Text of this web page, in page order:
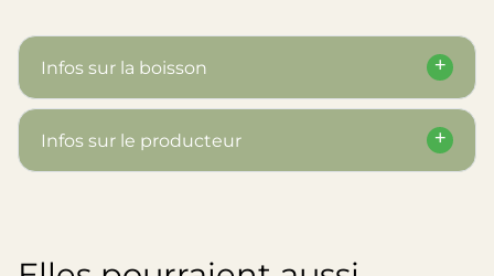
Infos sur la boisson
Infos sur le producteur